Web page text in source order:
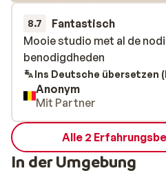
8.7 Fantastisch
Mooie studio met al de
benodigdheden
Mooie studio met al de
benodigdheden
Ins Deutsche übersetzen
Anonym
Mit Partner
Alle 2
In der Umgebung